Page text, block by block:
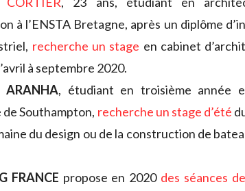
à l’ENSTA Bretagne, après un diplôme
recherche un stage en cabinet
à septembre 2020.
ARANHA, étudiant en troisième année
de Southampton, recherche un stage d’été
du design ou de la construction de
FRANCE propose en 2020 des séances